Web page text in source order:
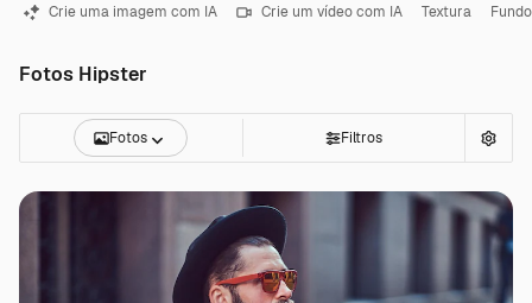
Crie uma imagem com IA Crie um vídeo com IA Textura Fundo
Fotos Hipster
Fotos Filtros